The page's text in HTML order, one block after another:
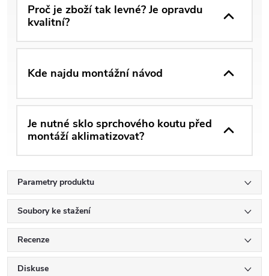
Proč je zboží tak levné? Je opravdu
kvalitní?
Kde najdu montážní návod
Je nutné sklo sprchového koutu před
montáží aklimatizovat?
Parametry produktu
Soubory ke stažení
Recenze
Diskuse